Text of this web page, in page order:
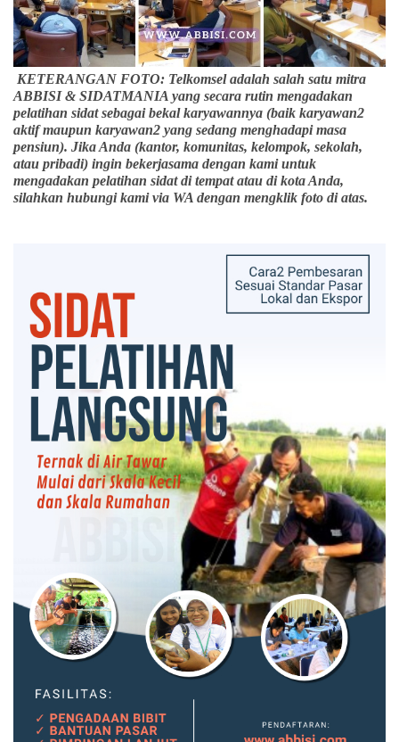
KETERANGAN FOTO: Telkomsel adalah salah satu mitra
ABBISI & SIDATMANIA yang secara rutin mengadakan
pelatihan sidat sebagai bekal karyawannya (baik karyawan2
aktif maupun karyawan2 yang sedang menghadapi masa
pensiun). Jika Anda (kantor, komunitas, kelompok, sekolah,
atau pribadi) ingin bekerjasama dengan kami untuk
mengadakan pelatihan sidat di tempat atau di kota Anda,
silahkan hubungi kami via WA dengan mengklik foto di atas.